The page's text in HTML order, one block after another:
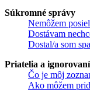
Súkromné správy
Nemôžem
Dostávam
Dostal/a som
Priatelia a ignorovaní
Čo je môj
Ako môžem